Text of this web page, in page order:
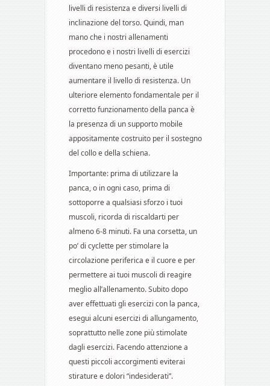
livelli di resistenza e diversi livelli di
inclinazione del torso. Quindi, man
mano che i nostri allenamenti
procedono e i nostri livelli di esercizi
diventano meno pesanti, è utile
aumentare il livello di resistenza. Un
ulteriore elemento fondamentale per il
corretto funzionamento della panca è
la presenza di un supporto mobile
appositamente costruito per il sostegno
del collo e della schiena.
Importante: prima di utilizzare la
panca, o in ogni caso, prima di
sottoporre a qualsiasi sforzo i tuoi
muscoli, ricorda di riscaldarti per
almeno 6-8 minuti. Fa una corsetta, un
po’ di cyclette per stimolare la
circolazione periferica e il cuore e per
permettere ai tuoi muscoli di reagire
meglio all’allenamento. Subito dopo
aver effettuati gli esercizi con la panca,
esegui alcuni esercizi di allungamento,
soprattutto nelle zone più stimolate
dagli esercizi. Facendo attenzione a
questi piccoli accorgimenti eviterai
stirature e dolori “indesiderati”.